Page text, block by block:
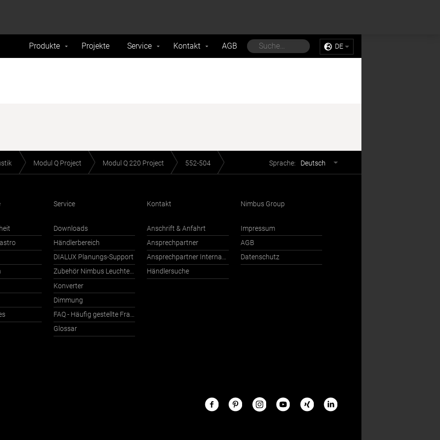
Produkte Projekte Service Kontakt AGB DE
Modul Q Project Modul Q 220 Project 552-504 Sprache: Deutsch
Service
Downloads
Händlerbereich
DIALUX Planungs-Support
Zubehör Nimbus Leuchten mit Häfele Connect
Konverter
Dimmung
FAQ - Häufig gestellte Fragen
Glossar
Kontakt
Anschrift & Anfahrt
Ansprechpartner
Ansprechpartner International
Händlersuche
Nimbus Group
Impressum
AGB
Datenschutz
Nimbus